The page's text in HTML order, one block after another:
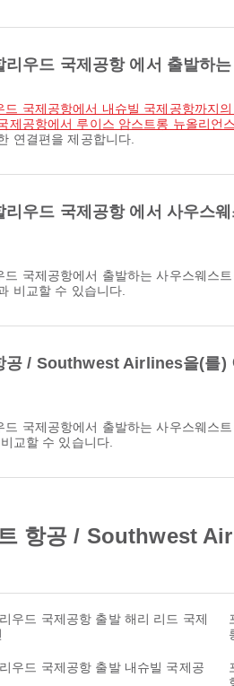
리우드 국제공항 에서 출발하
드 국제공항에서 내슈빌 국제공항까지
제공항에서 루이스 암스트롱 뉴올리언
연결편을 제공합니다.
리우드 국제공항 에서 사우스
비교할 수 있습니다.
공 / Southwest Airlines을(를)
교할 수 있습니다.
항공 / Southwest
우드 국제공항 출발 해리 리드 국제
우드 국제공항 출발 내슈빌 국제공